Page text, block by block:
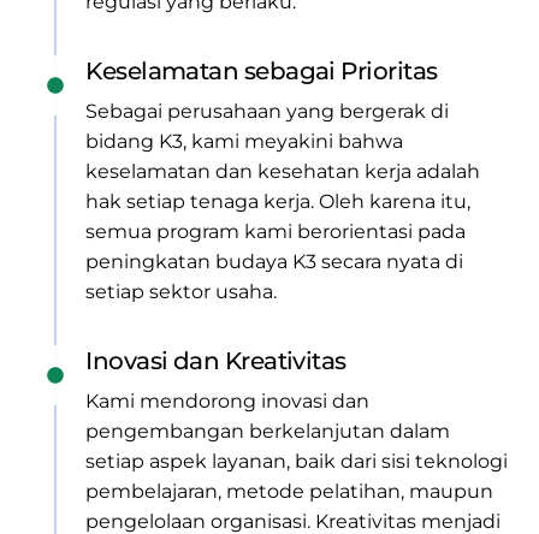
Keselamatan sebagai Prioritas
Sebagai perusahaan yang bergerak di
bidang K3, kami meyakini bahwa
keselamatan dan kesehatan kerja adalah
hak setiap tenaga kerja. Oleh karena itu,
semua program kami berorientasi pada
peningkatan budaya K3 secara nyata di
setiap sektor usaha.
Inovasi dan Kreativitas
Kami mendorong inovasi dan
pengembangan berkelanjutan dalam
setiap aspek layanan, baik dari sisi teknologi
pembelajaran, metode pelatihan, maupun
pengelolaan organisasi. Kreativitas menjadi